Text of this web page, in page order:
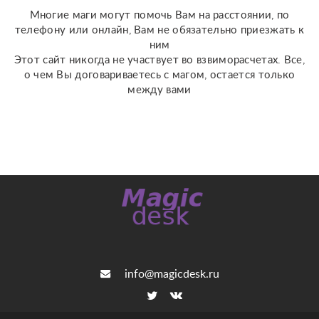
Многие маги могут помочь Вам на расстоянии, по
телефону или онлайн, Вам не обязательно приезжать к
ним
Этот сайт никогда не участвует во взвиморасчетах. Все,
о чем Вы договариваетесь с магом, остается только
между вами
info@magicdesk.ru